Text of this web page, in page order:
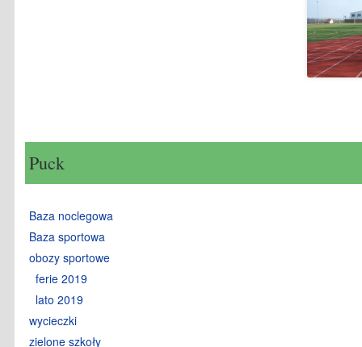
Puck
Baza noclegowa
Baza sportowa
obozy sportowe
ferie 2019
lato 2019
wycieczki
zielone szkoły